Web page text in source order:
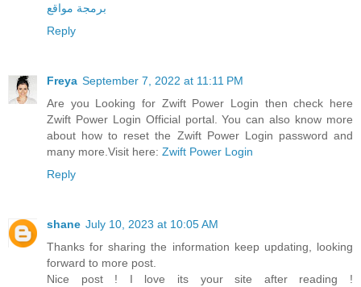
برمجة مواقع
Reply
Freya September 7, 2022 at 11:11 PM
Are you Looking for Zwift Power Login then check here
Zwift Power Login Official portal. You can also know more
about how to reset the Zwift Power Login password and
many more.Visit here: Zwift Power Login
Reply
shane July 10, 2023 at 10:05 AM
Thanks for sharing the information keep updating, looking
forward to more post.
Nice post ! I love its your site after reading !